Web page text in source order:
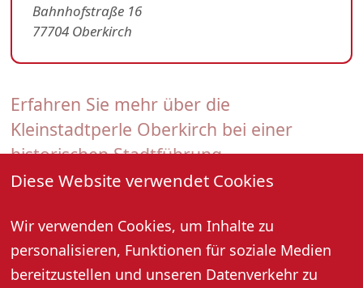
Diese Website verwendet Cookies
Wir verwenden Cookies, um Inhalte zu
personalisieren, Funktionen für soziale Medien
bereitzustellen und unseren Datenverkehr zu
Erfahren Sie mehr über die
Kleinstadtperle Oberkirch bei einer
historischen Stadtführung.
02. Februar 2026, 10:30 Uhr
Jeden Montag und Samstag um 10:30 Uhr
Gästebegrüßung und geführter Stadtrundgang (außer
an Feiertagen).
Bahnhofstraße 16
77704 Oberkirch